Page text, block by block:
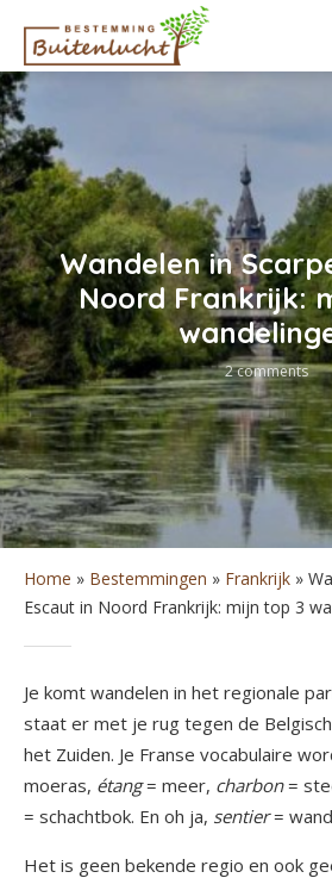
Wandelen in
Noord Frankrijk:
2 comments
Home » Bestemmingen » Frankrijk »
Escaut in Noord Frankrijk: mijn top 3
Je komt wandelen in het regionale
staat er met je rug tegen de
het Zuiden. Je Franse vocabulaire
moeras, étang= meer, charbon=
= schachtbok. En oh ja, sentier=
Het is geen bekende regio en ook